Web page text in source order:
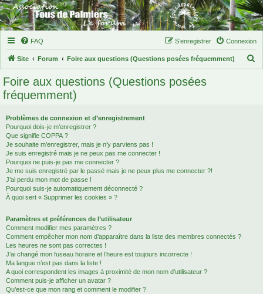
FAQ Connexion
S’enregistrer
Site Forum Foire aux questions (Questions posées fréquemment)
Foire aux questions (Questions posées
fréquemment)
Problèmes de connexion et d’enregistrement
Pourquoi dois-je m’enregistrer ?
Que signifie COPPA ?
Je souhaite m’enregistrer, mais je n’y parviens pas !
Je suis enregistré mais je ne peux pas me connecter !
Pourquoi ne puis-je pas me connecter ?
Je me suis enregistré par le passé mais je ne peux plus me connecter ?!
J’ai perdu mon mot de passe !
Pourquoi suis-je automatiquement déconnecté ?
À quoi sert « Supprimer les cookies » ?
Paramètres et préférences de l’utilisateur
Comment modifier mes paramètres ?
Comment empêcher mon nom d’apparaître dans la liste des membres connectés ?
Les heures ne sont pas correctes !
J’ai changé mon fuseau horaire et l’heure est toujours incorrecte !
Ma langue n’est pas dans la liste !
A quoi correspondent les images à proximité de mon nom d’utilisateur ?
Comment puis-je afficher un avatar ?
Qu’est-ce que mon rang et comment le modifier ?